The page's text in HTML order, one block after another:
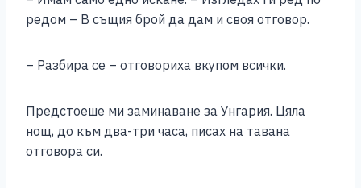
редом – В същия брой да дам и своя отговор.
– Разбира се – отговориха вкупом всички.
Предстоеше ми заминаване за Унгария. Цяла
нощ, до към два-три часа, писах на тавана
отговора си.